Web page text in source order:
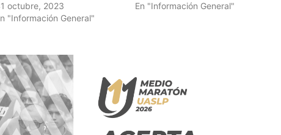
octubre, 2023
"Información General"
En "Información General"